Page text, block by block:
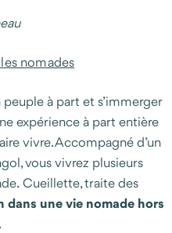
nomades
à part et s’immerger
expérience à part entière
vivre. Accompagné d’un
vous vivrez plusieurs
Cueillette, traite des
dans une vie nomade hors